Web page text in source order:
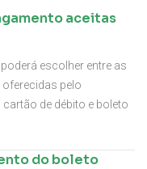
aceitas
escolher entre as
pelo
de débito e boleto
do boleto